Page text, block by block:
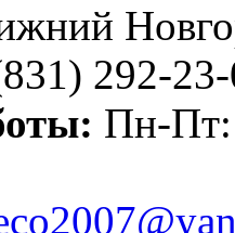
292-
Пн-Пт: